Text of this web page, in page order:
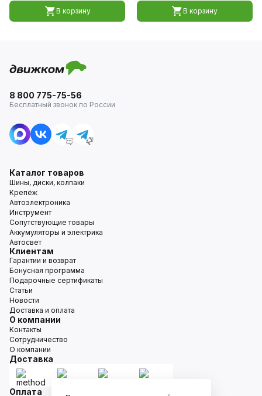
В корзину В корзину
8 800 775-75-56
Бесплатный звонок по России
Каталог товаров
Шины, диски, колпаки
Крепёж
Автоэлектроника
Инструмент
Сопутствующие товары
Аккумуляторы и электрика
Автосвет
Клиентам
Гарантии и возврат
Бонусная программа
Подарочные сертификаты
Статьи
Новости
Доставка и оплата
О компании
Контакты
Сотрудничество
О компании
Доставка
Оплата